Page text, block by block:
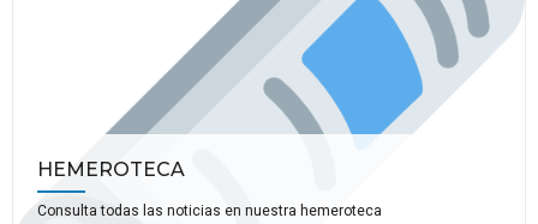
HEMEROTECA
Consulta todas las noticias en nuestra hemeroteca